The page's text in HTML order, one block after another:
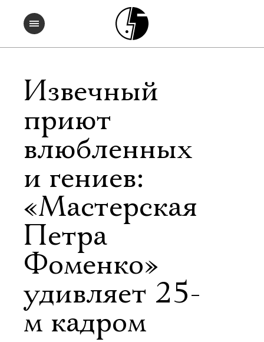
Извечный
приют
влюбленных
и гениев:
«Мастерская
Петра
Фоменко»
удивляет 25-
м кадром